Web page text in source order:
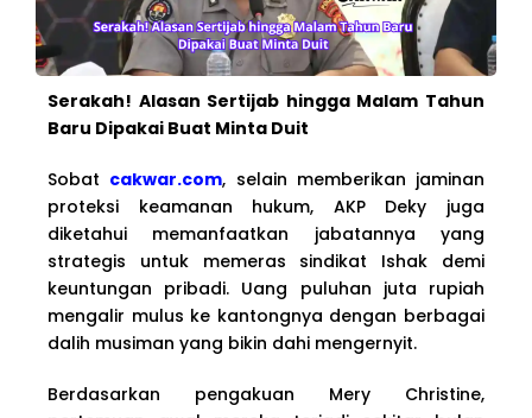
Serakah! Alasan Sertijab hingga Malam Tahun
Baru Dipakai Buat Minta Duit
Sobat cakwar.com, selain memberikan jaminan
proteksi keamanan hukum, AKP Deky juga
diketahui memanfaatkan jabatannya yang
strategis untuk memeras sindikat Ishak demi
keuntungan pribadi. Uang puluhan juta rupiah
mengalir mulus ke kantongnya dengan berbagai
dalih musiman yang bikin dahi mengernyit.
Berdasarkan pengakuan Mery Christine,